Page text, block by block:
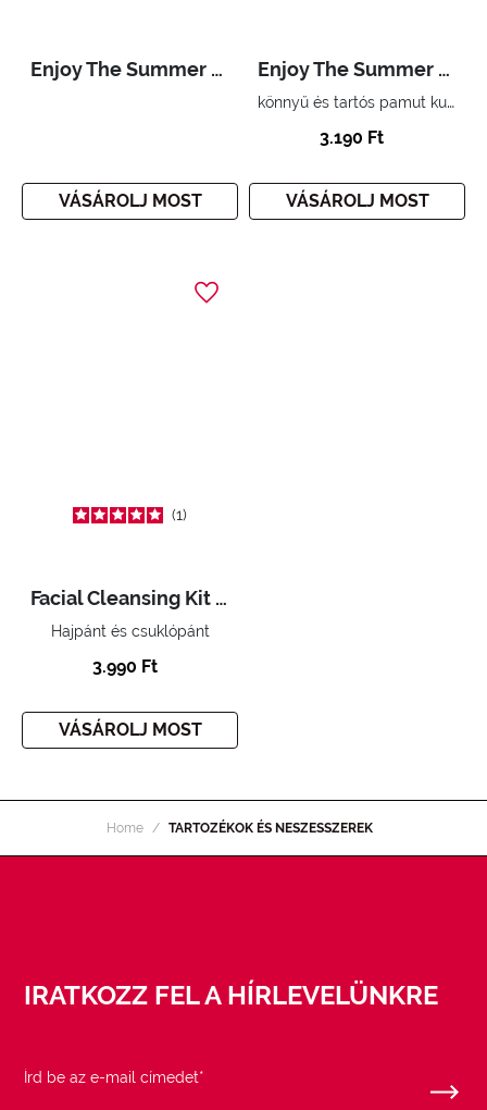
Enjoy The Summer Bag Turquoise
VÁSÁROLJ MOST
Enjoy The Summer Pochette Turquoise
könnyű és tartós pamut kuplung táska
3.190 Ft
VÁSÁROLJ MOST
1
Facial Cleansing Kit - Headband & Cuffs
Hajpánt és csuklópánt
3.990 Ft
VÁSÁROLJ MOST
Home TARTOZÉKOK ÉS NESZESSZEREK
IRATKOZZ FEL A HÍRLEVELÜNKRE